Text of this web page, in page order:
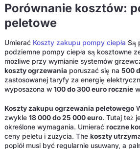
Porównanie kosztów:
peletowe
Umierać Koszty zakupu pompy ciepła Są
podziemne pompy ciepła są kosztowne
możliwe przy wymianie systemów
koszty ogrzewania poruszać się na500
zastosowanej taryfy za energię
wyposażona w100 do 300 euro rocznie
Koszty zakupu ogrzewania peletowego
zwykle18 000 do 25 000 euro. Tutaj też
określone wymagania. Umieraćroczne
ceny peletu i zużycia. Thekoszty
popiół musi być regularnie usuwany, a